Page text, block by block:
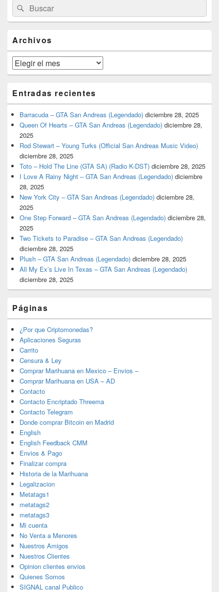
área
de
widget
lateral
primaria
Buscar
por:
Buscar
Archivos
Archivos
Entradas recientes
Barracuda – GTA San Andreas (Legendado) diciembre 28, 2025
Queen Of Hearts – GTA San Andreas (Legendado) diciembre 28,
2025
Rod Stewart – Young Turks (Official San Andreas Music Video)
diciembre 28, 2025
Toto – Hold The Line (GTA SA) (Radio K-DST) diciembre 28, 2025
I Love A Rainy Night – GTA San Andreas (Legendado) diciembre
28, 2025
New York City – GTA San Andreas (Legendado) diciembre 28,
2025
One Step Forward – GTA San Andreas (Legendado) diciembre 28,
2025
Two Tickets to Paradise – GTA San Andreas (Legendado)
diciembre 28, 2025
Plush – GTA San Andreas (Legendado) diciembre 28, 2025
All My Ex’s Live In Texas – GTA San Andreas (Legendado)
diciembre 28, 2025
Páginas
¿Por que Criptomonedas?
Aplicaciones Seguras
Carrito
Censura & Ley
Comprar Marihuana en Mexico – Envios –
Comprar Marihuana en USA – AD
Contacto
Contacto Encriptado Threema
Contacto Telegram
Donde comprar Bitcoin en Madrid
English
English Feedback CMM
Envios & Pago
Finalizar compra
Historia de la Marihuana
Legalizacion
Metatags1
metatags2
metatags3
Mi cuenta
No Venta a Menores
Nuestros Amigos
Nuestros Clientes
Opinion clientes envios
Quienes Somos
SIGNAL canal Publico